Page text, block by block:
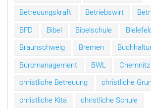
Betreuungskraft
Betriebswirt
BFD
Bibel Bibelschule
Braunschweig
Bremen
Büromanagement
BWL
Chemnitz
christliche Betreuung
christliche
christliche Kita
christliche Schule